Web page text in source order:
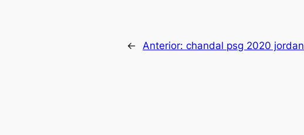
← Anterior: chandal psg 2020 jordan